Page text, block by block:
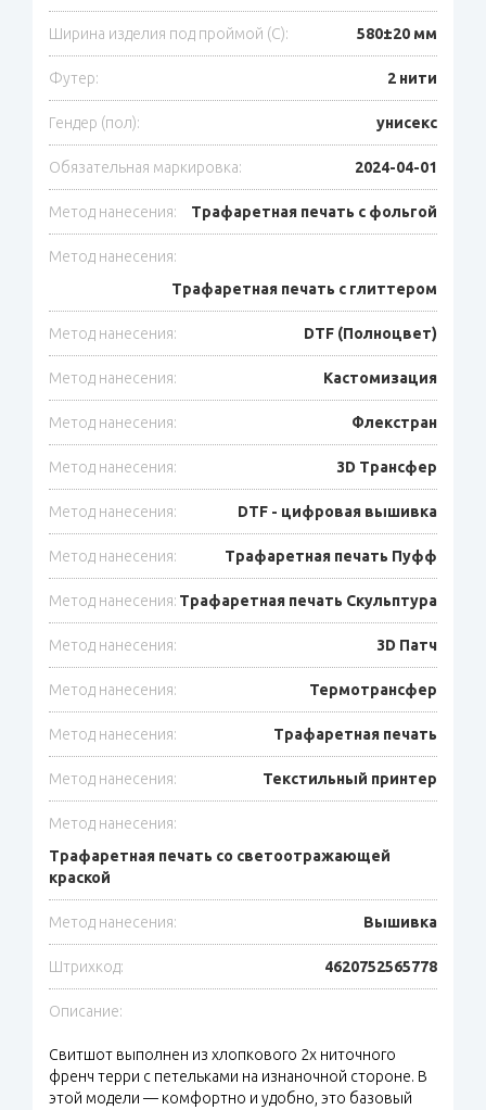
Ширина изделия под проймой (С): 580±20 мм
Футер: 2 нити
Гендер (пол): унисекс
Обязательная маркировка: 2024-04-01
Метод нанесения: Трафаретная печать с фольгой
Метод нанесения:
Трафаретная печать с глиттером
Метод нанесения: DTF (Полноцвет)
Метод нанесения: Кастомизация
Метод нанесения: Флекстран
Метод нанесения: 3D Трансфер
Метод нанесения: DTF - цифровая вышивка
Метод нанесения: Трафаретная печать Пуфф
Метод нанесения: Трафаретная печать Скульптура
Метод нанесения: 3D Патч
Метод нанесения: Термотрансфер
Метод нанесения: Трафаретная печать
Метод нанесения: Текстильный принтер
Метод нанесения:
Трафаретная печать со светоотражающей
краской
Метод нанесения: Вышивка
Штрихкод: 4620752565778
Описание:
Свитшот выполнен из хлопкового 2х ниточного
френч терри с петельками на изнаночной стороне. В
этой модели — комфортно и удобно, это базовый